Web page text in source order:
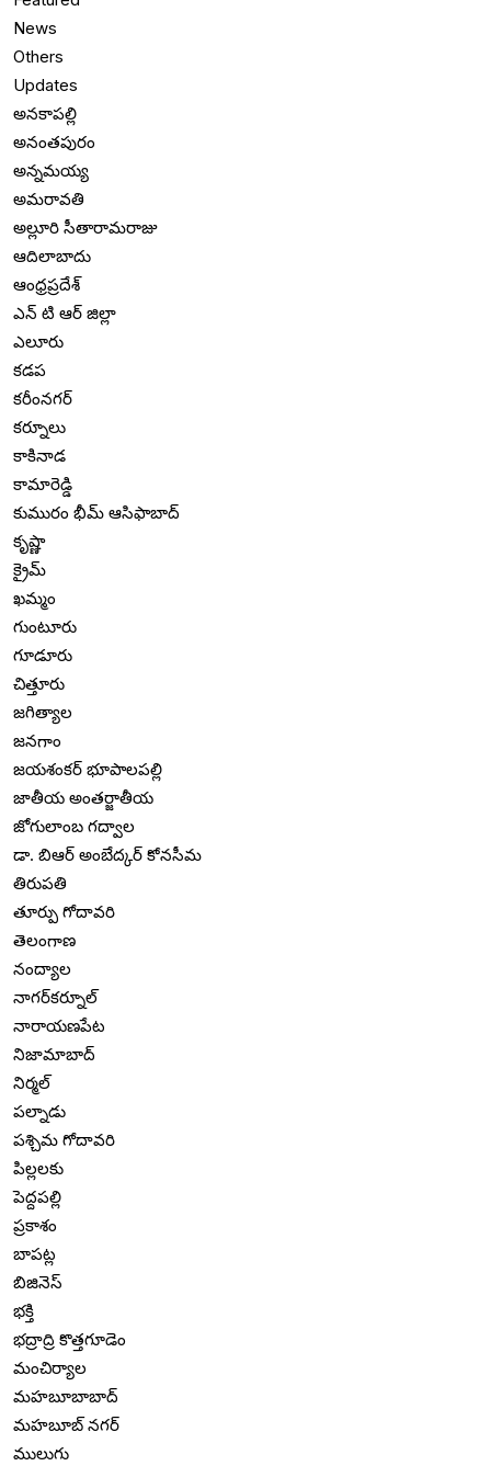
News
Others
Updates
అనకాపల్లి
అనంతపురం
అన్నమయ్య
అమరావతి
అల్లూరి సీతారామరాజు
ఆదిలాబాదు
ఆంధ్రప్రదేశ్
ఎన్ టి ఆర్ జిల్లా
ఎలూరు
కడప
కరీంనగర్
కర్నూలు
కాకినాడ
కామారెడ్డి
కుమురం భీమ్ ఆసిఫాబాద్
కృష్ణా
క్రైమ్
ఖమ్మం
గుంటూరు
గూడూరు
చిత్తూరు
జగిత్యాల
జనగాం
జయశంకర్ భూపాలపల్లి
జాతీయ అంతర్జాతీయ
జోగులాంబ గద్వాల
డా. బిఆర్ అంబేద్కర్ కోనసీమ
తిరుపతి
తూర్పు గోదావరి
తెలంగాణ
నంద్యాల
నాగర్‌కర్నూల్
నారాయణపేట
నిజామాబాద్
నిర్మల్
పల్నాడు
పశ్చిమ గోదావరి
పిల్లలకు
పెద్దపల్లి
ప్రకాశం
బాపట్ల
బిజినెస్
భక్తి
భద్రాద్రి కొత్తగూడెం
మంచిర్యాల
మహబూబాబాద్
మహబూబ్ నగర్
ములుగు